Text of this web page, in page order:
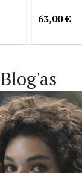
63,00€
Blog'as